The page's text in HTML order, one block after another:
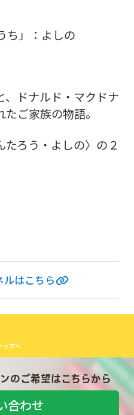
ち」：よしの
ドナルド・マクドナ
ご家族の物語。
ろう・よしの〉の２
はこちら
ップへ
のご希望はこちらから
合わせ